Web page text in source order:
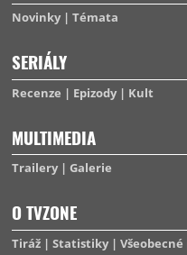
Novinky Témata
SERIÁLY
Recenze Epizody Kult
MULTIMEDIA
Trailery Galerie
O TVZONE
Tiráž Statistiky